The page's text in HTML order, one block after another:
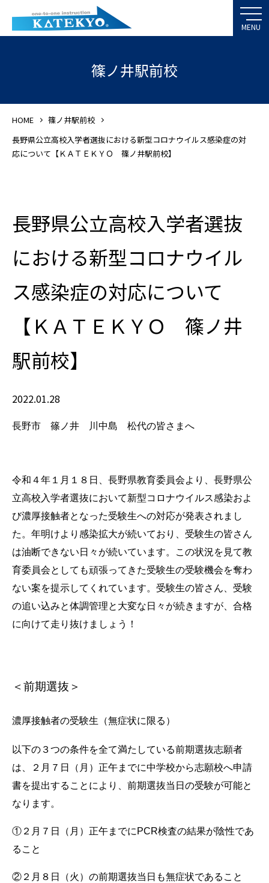
篠ノ井駅前校
HOME
篠ノ井駅前校
長野県公立高校入学者選抜における新型コロナウイルス感染症の対
応について【ＫＡＴＥＫＹＯ 篠ノ井駅前校】
長野県公立高校入学者選抜
における新型コロナウイル
ス感染症の対応について
【ＫＡＴＥＫＹＯ 篠ノ井
駅前校】
2022.01.28
長野市 篠ノ井 川中島 松代の皆さまへ
令和４年１月１８日、長野県教育委員会より、長野県公
立高校入学者選抜において新型コロナウイルス感染およ
び濃厚接触者となった受験生への対応が発表されまし
た。年明けより感染拡大が続いており、受験生の皆さん
は油断できない日々が続いています。この状況を見て教
育委員会としても頑張ってきた受験生の受験機会を奪わ
ない案を提示してくれています。受験生の皆さん、受験
の追い込みと体調管理と大変な日々が続きますが、合格
に向けて走り抜けましょう！
＜前期選抜＞
濃厚接触者の受験生（無症状に限る）
以下の３つの条件を全て満たしている前期選抜志願者
は、２月７日（月）正午までに中学校から志願校へ申請
書を提出することにより、前期選抜当日の受験が可能と
なります。
①２月７日（月）正午までにPCR検査の結果が陰性であ
ること
②２月８日（火）の前期選抜当日も無症状であること